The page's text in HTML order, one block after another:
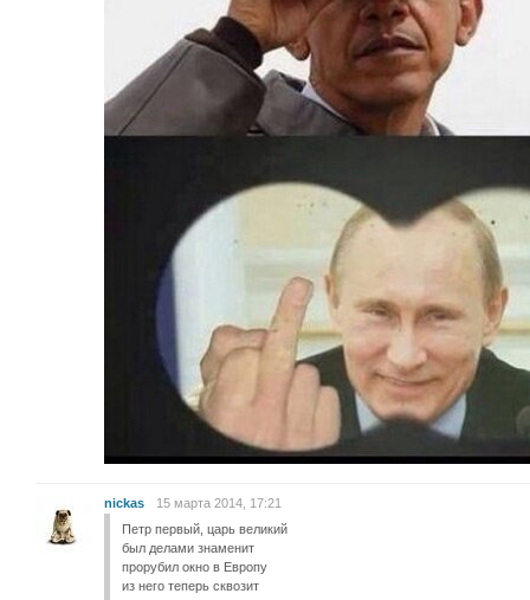
nickas
15 марта 2014, 17:21
Петр первый, царь великий
был делами знаменит
прорубил окно в Европу
из него теперь сквозит